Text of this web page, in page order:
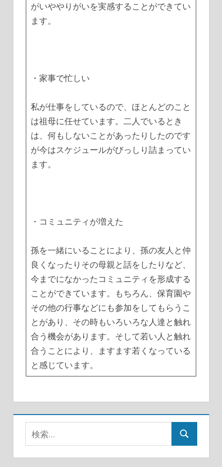
がいややりがいを実感することができてい
ます。
・家事で忙しい
私が仕事をしているので、ほとんどのこと
は祖母に任せています。二人でいるとき
は、何もしないことがあったりしたのです
が今はスケジュールがびっしり詰まってい
ます。
・コミュニティが増えた
孫を一緒にいることにより、孫の友人と仲
良くなったりその母親と話をしたりなど、
今までになかったコミュニティを形成する
ことができています。もちろん、保育園や
その他の行事などにも参加をしてもらうこ
とがあり、その時もいろいろな人達と触れ
合う機会があります。そして若い人と触れ
合うことにより、ますます若くなっている
と感じています。
検